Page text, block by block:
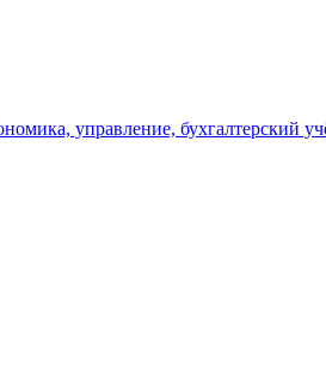
управление, бухгалтерский